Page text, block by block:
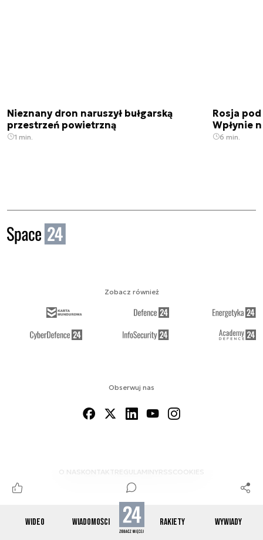
WIDEO WIADOMOŚCI RAKIETY WYWIADY
Nieznany dron naruszył bułgarską
przestrzeń powietrzną
1 min.
Rosja
Wpłynie
6 min.
Obserwuj nas
O NAS KONTAKTREGULAMINYRSS COOKIES
Zobacz również
© 2012-2026 SPACE24